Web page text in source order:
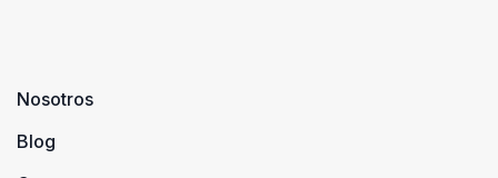
Nosotros
Blog